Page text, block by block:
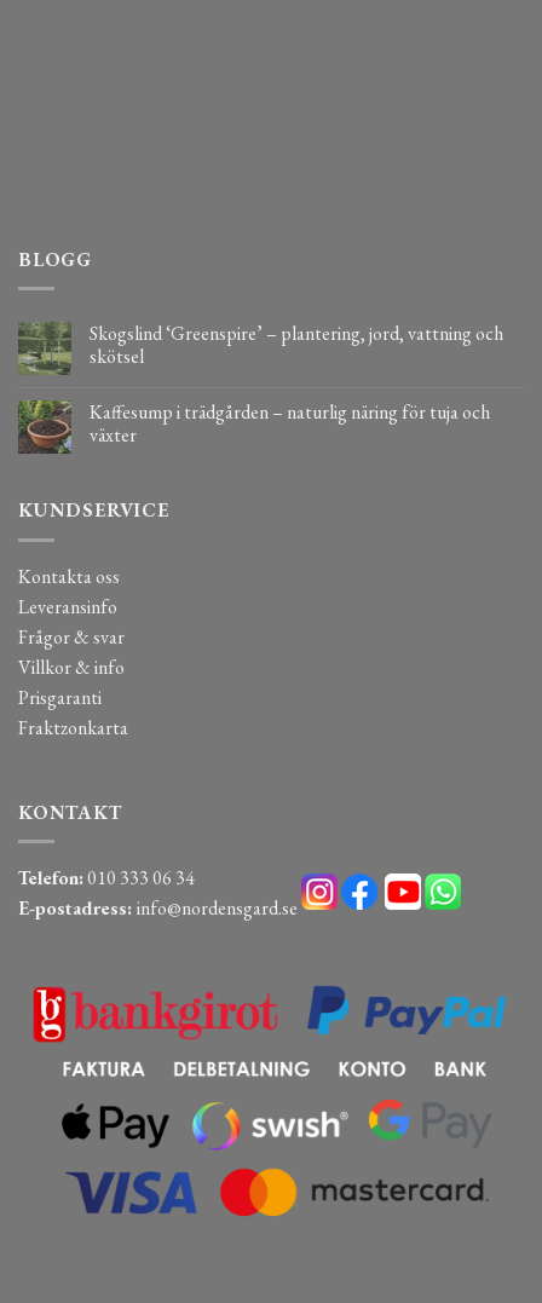
BLOGG
Skogslind ‘Greenspire’ – plantering, jord, vattning och
skötsel
Kaffesump i trädgården – naturlig näring för tuja och
växter
KUNDSERVICE
Kontakta oss
Leveransinfo
Frågor & svar
Villkor & info
Prisgaranti
Fraktzonkarta
KONTAKT
Telefon:010 333 06 34
E-postadress: info@nordensgard.se